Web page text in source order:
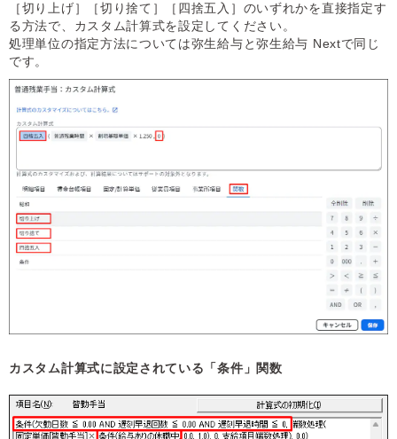
［切り上げ］［切り捨て］［四捨五入］のいずれかを直接指定す
る方法で、カスタム計算式を設定してください。
処理単位の指定方法については弥生給与と弥生給与 Nextで同じ
です。
カスタム計算式に設定されている「条件」関数